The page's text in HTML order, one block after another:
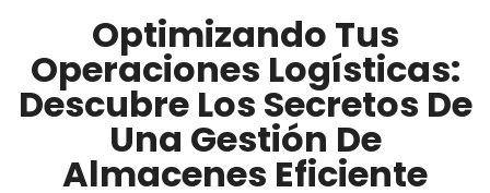
Optimizando Tus
Operaciones Logísticas:
Descubre Los Secretos De
Una Gestión De
Almacenes Eficiente